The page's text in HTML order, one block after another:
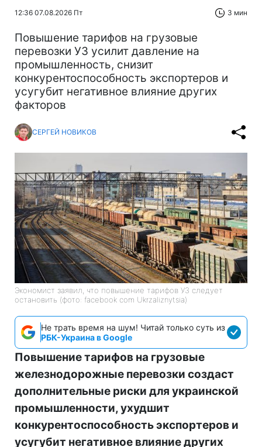
12:36 07.08.2026 Пт 3 мин
Повышение тарифов на грузовые
перевозки УЗ усилит давление на
промышленность, снизит
конкурентоспособность экспортеров и
усугубит негативное влияние других
факторов
СЕРГЕЙ НОВИКОВ
Экономист заявил, что повышение тарифов УЗ следует
остановить (фото: facebook com Ukrzaliznytsia)
Не трать время на шум! Читай только суть из
РБК-Украина в Google
Повышение тарифов на грузовые
железнодорожные перевозки создаст
дополнительные риски для украинской
промышленности, ухудшит
конкурентоспособность экспортеров и
усугубит негативное влияние других